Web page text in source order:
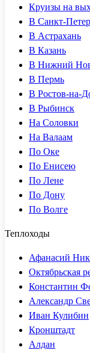
Круизы на
В Санкт-
В Астрахань
В Казань
В Нижний
В Пермь
В Ростов-на-
В Рыбинск
На Соловки
На Валаам
По Оке
По Енисею
По Лене
По Дону
По Волге
Теплоходы
Афанасий
Октябрьская
Константин
Александр
Иван Кулибин
Кронштадт
Алдан